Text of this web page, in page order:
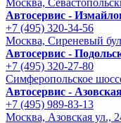
Москва,
Автосервис -
+7 (495) 320-34-56
Москва, Сиреневый
Автосервис -
+7 (495) 320-27-80
Симферопольское
Автосервис -
+7 (495) 989-83-13
Москва, Азовская ул.,